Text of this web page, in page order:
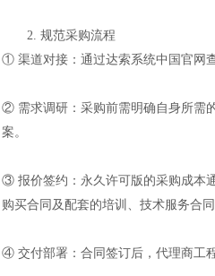
2. 规范采购流程
① 渠道对接：通过达索系统中国官网
② 需求调研：采购前需明确自身所需
案。
③ 报价签约：永久许可版的采购成本
购买合同及配套的培训、技术服务合同
④ 交付部署：合同签订后，代理商工